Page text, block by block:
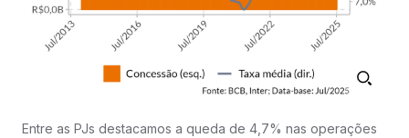
Entre as PJs destacamos a queda de 4,7% nas operações